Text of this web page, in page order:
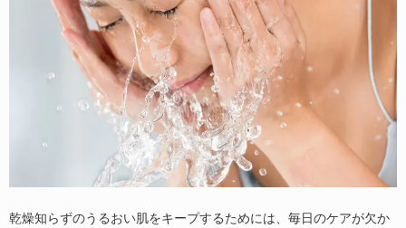
乾燥知らずのうるおい肌をキープするためには、毎日のケアが欠か